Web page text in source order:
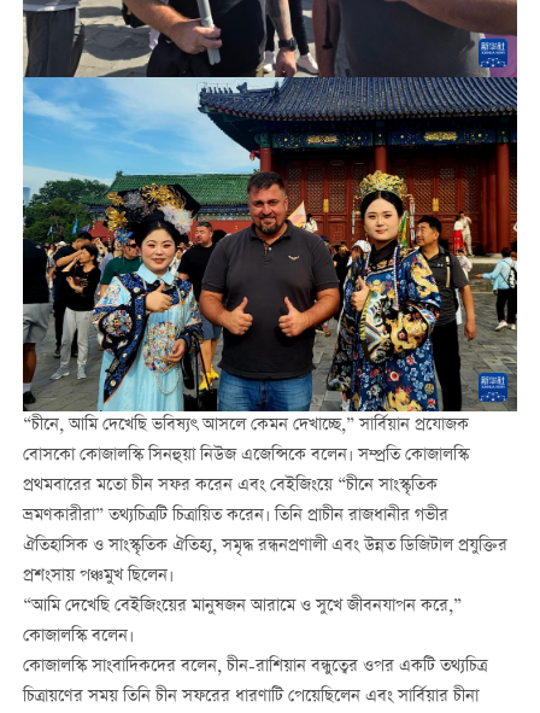
“চীনে, আমি দেখেছি ভবিষ্যৎ আসলে কেমন দেখাচ্ছে,” সার্বিয়ান প্রযোজক
বোসকো কোজালস্কি সিনহুয়া নিউজ এজেন্সিকে বলেন। সম্প্রতি কোজালস্কি
প্রথমবারের মতো চীন সফর করেন এবং বেইজিংয়ে “চীনে সাংস্কৃতিক
ভ্রমণকারীরা” তথ্যচিত্রটি চিত্রায়িত করেন। তিনি প্রাচীন রাজধানীর গভীর
ঐতিহাসিক ও সাংস্কৃতিক ঐতিহ্য, সমৃদ্ধ রন্ধনপ্রণালী এবং উন্নত ডিজিটাল প্রযুক্তির
প্রশংসায় পঞ্চমুখ ছিলেন।
“আমি দেখেছি বেইজিংয়ের মানুষজন আরামে ও সুখে জীবনযাপন করে,”
কোজালস্কি বলেন।
কোজালস্কি সাংবাদিকদের বলেন, চীন-রাশিয়ান বন্ধুত্বের ওপর একটি তথ্যচিত্র
চিত্রায়ণের সময় তিনি চীন সফরের ধারণাটি পেয়েছিলেন এবং সার্বিয়ার চীনা